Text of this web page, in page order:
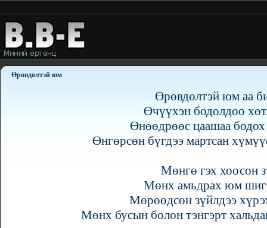
Өрөвдөлтэй юм
Өрөвдөлтэй юм аа
Өчүүхэн бодолдоо
Өнөөдрөөс цаашаа бодох
Өнгөрсөн бүгдээ мартсан
Мөнгө гэх хоосон
Мөнх амьдрах юм шиг
Мөрөөдсөн зүйлдээ
Мөнх бусын болон тэнгэрт